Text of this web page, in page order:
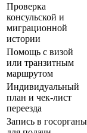
Проверка
консульской и
миграционной
истории
Помощь с визой
или транзитным
маршрутом
Индивидуальный
план и чек-лист
переезда
Запись в госорганы